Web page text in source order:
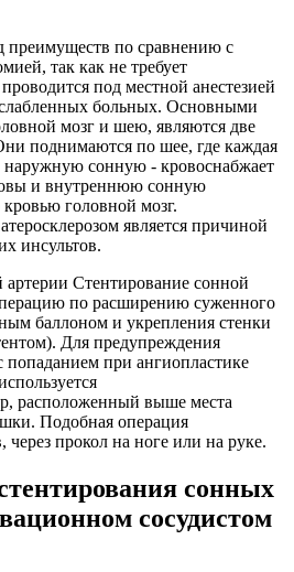
преимуществ по сравнению с
так как не требует
под местной анестезией
больных. Основными
мозг и шею, являются две
поднимаются по шее, где каждая
наружную сонную - кровоснабжает
и внутреннюю сонную
головной мозг.
является причиной
инсультов.
Стентирование сонной
по расширению суженного
баллоном и укрепления стенки
Для предупреждения
при ангиопластике
расположенный выше места
Подобная операция
через прокол на ноге или на руке.
сонных
сосудистом